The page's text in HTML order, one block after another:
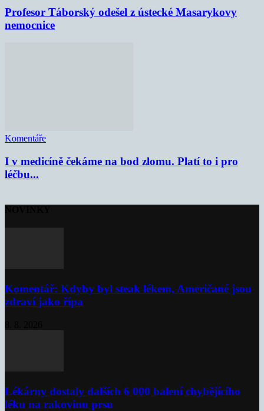
Profesor Táborský odešel z ústecké Masarykovy
nemocnice
Komentáře
I v medicíně čekáme na bod zlomu. Platí to i pro
léčbu...
Komentář: Kdyby byl steak lékem, Američané jsou
zdraví jako řípa
Lékárny dostaly dalších 6 000 balení chybějícího
léku na rakovinu prsu